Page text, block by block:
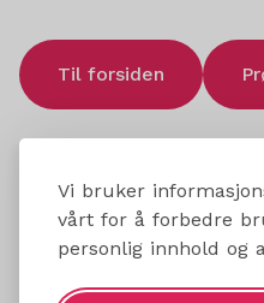
Vi bruker
vårt for å forbedre
personlig innhold og
Til forsiden